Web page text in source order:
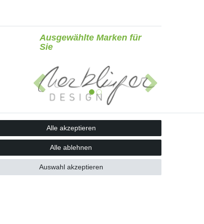
Ausgewählte Marken für
Sie
Alle akzeptieren
Alle ablehnen
Auswahl akzeptieren